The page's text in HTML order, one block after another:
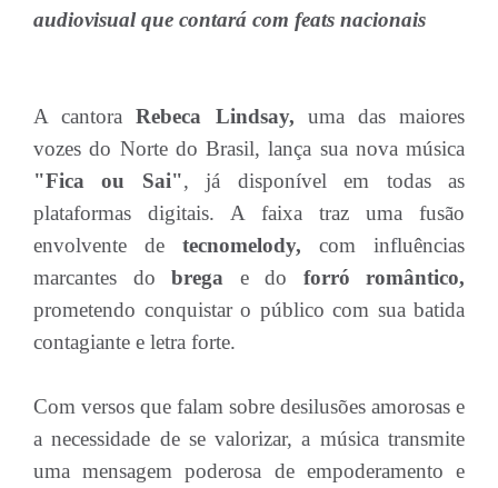
audiovisual que contará com feats nacionais
A cantora Rebeca Lindsay, uma das maiores
vozes do Norte do Brasil, lança sua nova música
"Fica ou Sai", já disponível em todas as
plataformas digitais. A faixa traz uma fusão
envolvente de tecnomelody, com influências
marcantes do brega e do forró romântico,
prometendo conquistar o público com sua batida
contagiante e letra forte.
Com versos que falam sobre desilusões amorosas e
a necessidade de se valorizar, a música transmite
uma mensagem poderosa de empoderamento e